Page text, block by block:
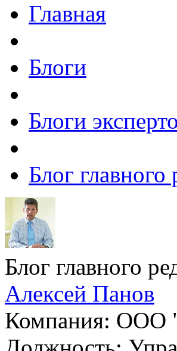
Главная
Блоги
Блоги
Блог главного
Блог главного
Алексей Панов
Компания: ООО